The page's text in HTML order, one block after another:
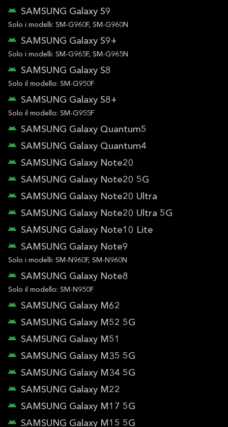
SAMSUNG Galaxy S9
Solo i modelli: SM-G960F, SM-G960N
SAMSUNG Galaxy S9+
Solo i modelli: SM-G965F, SM-G965N
SAMSUNG Galaxy S8
Solo il modello: SM-G950F
SAMSUNG Galaxy S8+
Solo il modello: SM-G955F
SAMSUNG Galaxy Quantum5
SAMSUNG Galaxy Quantum4
SAMSUNG Galaxy Note20
SAMSUNG Galaxy Note20 5G
SAMSUNG Galaxy Note20 Ultra
SAMSUNG Galaxy Note20 Ultra 5G
SAMSUNG Galaxy Note10 Lite
SAMSUNG Galaxy Note9
Solo i modelli: SM-N960F, SM-N960N
SAMSUNG Galaxy Note8
Solo il modello: SM-N950F
SAMSUNG Galaxy M62
SAMSUNG Galaxy M52 5G
SAMSUNG Galaxy M51
SAMSUNG Galaxy M35 5G
SAMSUNG Galaxy M34 5G
SAMSUNG Galaxy M22
SAMSUNG Galaxy M17 5G
SAMSUNG Galaxy M15 5G